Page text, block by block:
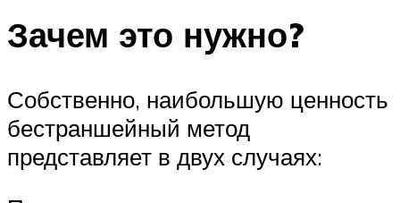
Зачем это нужно?
Собственно, наибольшую ценность
бестраншейный метод
представляет в двух случаях: